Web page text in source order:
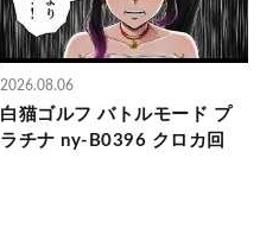
2026.08.06
白猫ゴルフ バトルモード プ
ラチナ ny-B0396 クロカ回